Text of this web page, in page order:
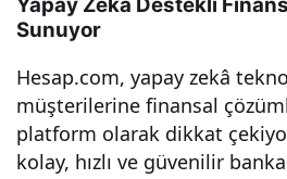
Sunuyor
Hesap.com, yapay zekâ
müşterilerine finansal
platform olarak dikkat
kolay, hızlı ve güvenilir
mal